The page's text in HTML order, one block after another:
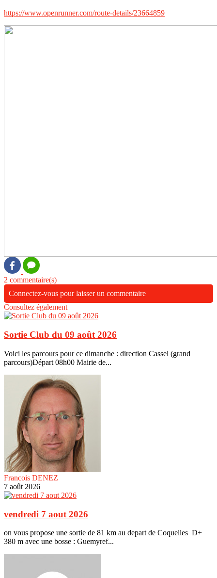
https://www.openrunner.com/route-details/23664859
2 commentaire(s)
Connectez-vous pour laisser un commentaire
Consultez également
Sortie Club du 09 août 2026
Voici les parcours pour ce dimanche : direction Cassel (grand
parcours)Départ 08h00 Mairie de...
Francois DENEZ
7 août 2026
vendredi 7 aout 2026
on vous propose une sortie de 81 km au depart de Coquelles D+
380 m avec une bosse : Guemyref...